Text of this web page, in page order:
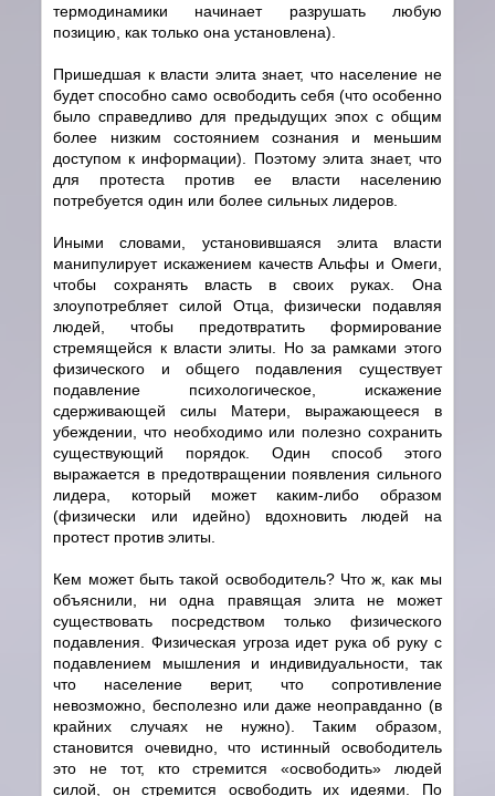
термодинамики начинает разрушать любую
позицию, как только она установлена).
Пришедшая к власти элита знает, что население не
будет способно само освободить себя (что особенно
было справедливо для предыдущих эпох с общим
более низким состоянием сознания и меньшим
доступом к информации). Поэтому элита знает, что
для протеста против ее власти населению
потребуется один или более сильных лидеров.
Иными словами, установившаяся элита власти
манипулирует искажением качеств Альфы и Омеги,
чтобы сохранять власть в своих руках. Она
злоупотребляет силой Отца, физически подавляя
людей, чтобы предотвратить формирование
стремящейся к власти элиты. Но за рамками этого
физического и общего подавления существует
подавление психологическое, искажение
сдерживающей силы Матери, выражающееся в
убеждении, что необходимо или полезно сохранить
существующий порядок. Один способ этого
выражается в предотвращении появления сильного
лидера, который может каким-либо образом
(физически или идейно) вдохновить людей на
протест против элиты.
Кем может быть такой освободитель? Что ж, как мы
объяснили, ни одна правящая элита не может
существовать посредством только физического
подавления. Физическая угроза идет рука об руку с
подавлением мышления и индивидуальности, так
что население верит, что сопротивление
невозможно, бесполезно или даже неоправданно (в
крайних случаях не нужно). Таким образом,
становится очевидно, что истинный освободитель
это не тот, кто стремится «освободить» людей
силой, он стремится освободить их идеями. По